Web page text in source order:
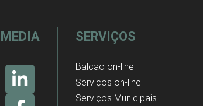
MEDIA SERVIÇOS
Balcão on-line
Serviços on-line
Serviços Municipais